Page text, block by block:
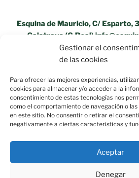
Gestionar el
de las cookies
Para ofrecer las mejores experiencias,
cookies para almacenar y/o acceder a la
consentimiento de estas tecnologías nos
como el comportamiento de navegación o
en este sitio. No consentir o retirar el
negativamente a ciertas características y
Aceptar
Denegar
Esquina de Mauricio, C/ Esparto,
Calatrava (C.Real)
«Aviso Legal»
Política de privacidad Funciona